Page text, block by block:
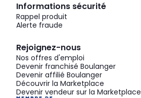
Informations sécurité
Rappel produit
Alerte fraude
Rejoignez-nous
Nos offres d'emploi
Devenir franchisé Boulanger
Devenir affilié Boulanger
Découvrir la Marketplace
Devenir vendeur sur la Marketplace